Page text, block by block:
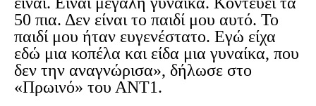
50 πια. Δεν είναι το παιδί μου αυτό. Το
παιδί μου ήταν ευγενέστατο. Εγώ είχα
εδώ μια κοπέλα και είδα μια γυναίκα, που
δεν την αναγνώρισα», δήλωσε στο
«Πρωινό» του ΑΝΤ1.